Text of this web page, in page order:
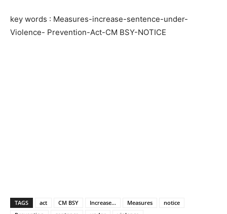
key words : Measures-increase-sentence-under-
Violence- Prevention-Act-CM BSY-NOTICE
TAGS act CM BSY Increase... Measures
notice